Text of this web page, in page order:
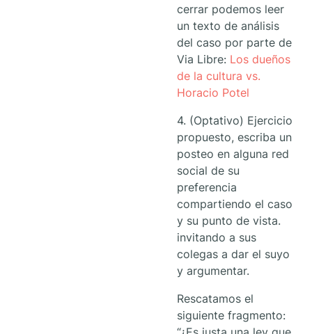
cerrar podemos leer
un texto de análisis
del caso por parte de
Via Libre: Los dueños
de la cultura vs.
Horacio Potel
4. (Optativo) Ejercicio
propuesto, escriba un
posteo en alguna red
social de su
preferencia
compartiendo el caso
y su punto de vista.
invitando a sus
colegas a dar el suyo
y argumentar.
Rescatamos el
siguiente fragmento: